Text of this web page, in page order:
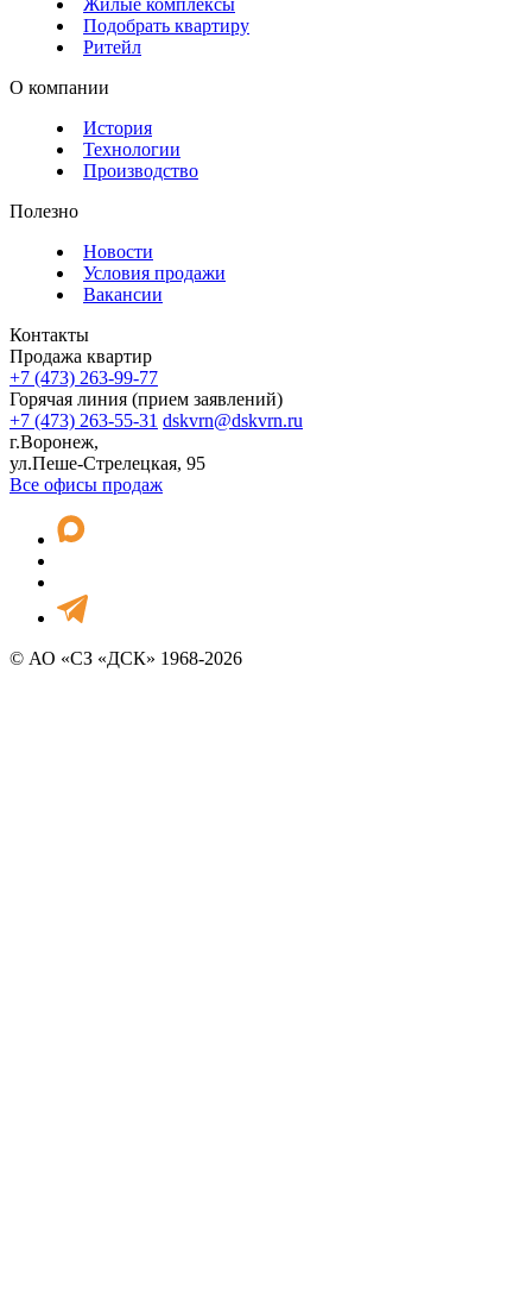
Подобрать квартиру
Ритейл
О компании
История
Технологии
Производство
Полезно
Новости
Условия продажи
Вакансии
Контакты
Продажа квартир
+7 (473) 263-99-77
Горячая линия (прием заявлений)
+7 (473) 263-55-31 dskvrn@dskvrn.ru
г.Воронеж,
ул.Пеше-Стрелецкая, 95
Все офисы продаж
© АО «СЗ «ДСК» 1968-2026